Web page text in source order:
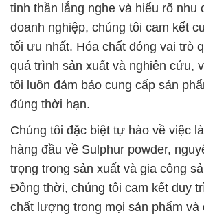
tinh thần lắng nghe và hiểu rõ nhu
doanh nghiệp, chúng tôi cam kết
tối ưu nhất. Hóa chất đóng vai trò
quá trình sản xuất và nghiên cứu,
tôi luôn đảm bảo cung cấp sản
đúng thời hạn.
Chúng tôi đặc biệt tự hào về việc
hàng đầu về Sulphur powder,
trọng trong sản xuất và gia công
Đồng thời, chúng tôi cam kết duy
chất lượng trong mọi sản phẩm và